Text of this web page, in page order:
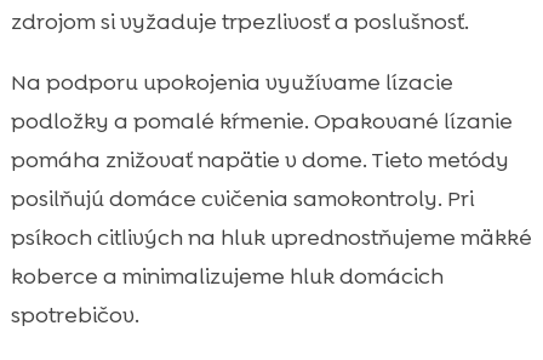
zdrojom si vyžaduje trpezlivosť a poslušnosť.
Na podporu upokojenia využívame lízacie
podložky a pomalé kŕmenie. Opakované lízanie
pomáha znižovať napätie v dome. Tieto metódy
posilňujú domáce cvičenia samokontroly. Pri
psíkoch citlivých na hluk uprednostňujeme mäkké
koberce a minimalizujeme hluk domácich
spotrebičov.